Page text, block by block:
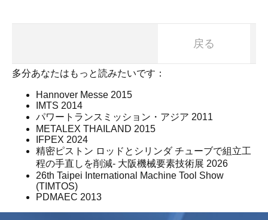
戻る
多分あなたはもっと読みたいです：
Hannover Messe 2015
IMTS 2014
パワートランスミッション・アジア 2011
METALEX THAILAND 2015
IFPEX 2024
精密ピストン ロッドとシリンダ チューブで組立工
程の手直しを削減- 大阪機械要素技術展 2026
26th Taipei International Machine Tool Show
(TIMTOS)
PDMAEC 2013